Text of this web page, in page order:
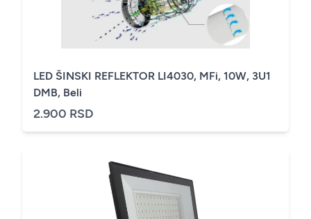
LED ŠINSKI REFLEKTOR LI4030, MFi, 10W, 3U1
DMB, Beli
2.900 RSD